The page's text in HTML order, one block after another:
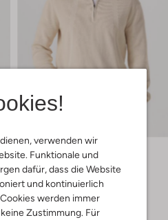
verwenden wir
Funktionale und
dafür, dass die Website
und kontinuierlich
werden immer
Zustimmung. Für
G-Star Raw
Pullover
€ 119,99 € 47,99
+ mehr farben